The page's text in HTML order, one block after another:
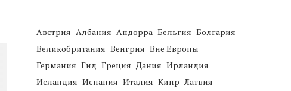
Австрия Албания Андорра Бельгия Болгария
Великобритания Венгрия Вне Европы
Германия Гид Греция Дания Ирландия
Исландия Испания Италия Кипр Латвия